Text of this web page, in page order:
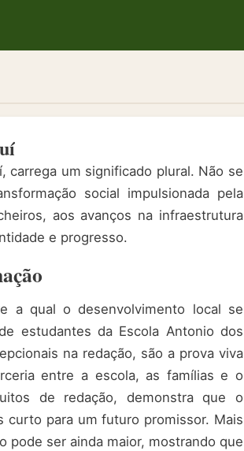
carrega um significado plural. Não se
social impulsionada pela
aos avanços na infraestrutura
e progresso.
a qual o desenvolvimento local se
estudantes da Escola Antonio dos
na redação, são a prova viva
entre a escola, as famílias e o
de redação, demonstra que o
para um futuro promissor. Mais
pode ser ainda maior, mostrando que